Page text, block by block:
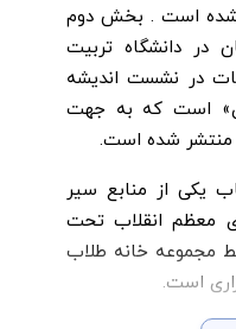
و ۱۳۶۶ ایراد شده است . بخش دوم
در دانشگاه تربیت
و «بیانات در نشست اندیشه
است که به جهت
منتشر شده است.
یکی از منابع سیر
معظم انقلاب تحت
مجموعه خانه طلاب
است.